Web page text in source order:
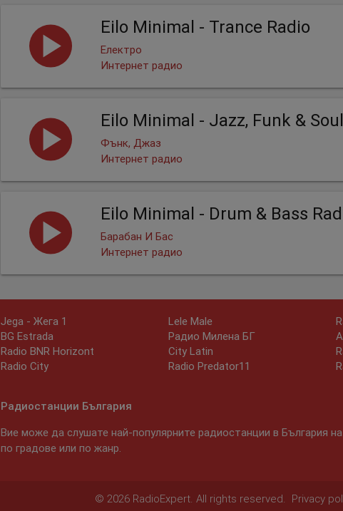
Eilo Minimal - Trance Radio
Електро
Интернет радио
Eilo Minimal - Jazz, Funk &
Фънк, Джаз
Интернет радио
Eilo Minimal - Drum & Bass
Барабан И Бас
Интернет радио
Jega - Жега 1
BG Estrada
Radio BNR Horizont
Radio City
Lele Male
Радио Милена БГ
City Latin
Radio Predator11
Радиостанции България
Вие може да слушате най-популярните радиостанции в България
по градове или по жанр.
© 2026 RadioExpert. All rights reserved. Privacy